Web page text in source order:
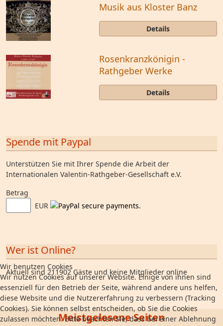
Musik aus Kloster Banz
Details
Rosenkranzkönigin -
Rathgeber Werke
Details
Spende mit Paypal
Unterstützen Sie mit Ihrer Spende die Arbeit der
Internationalen Valentin-Rathgeber-Gesellschaft e.V.
Betrag
EUR
Wer ist Online?
Aktuell sind 211902 Gäste und keine Mitglieder online
Meistgelesene Seiten
Wir benutzen Cookies
Wir nutzen Cookies auf unserer Website. Einige von ihnen sind
essenziell für den Betrieb der Seite, während andere uns helfen,
diese Website und die Nutzererfahrung zu verbessern (Tracking
Cookies). Sie können selbst entscheiden, ob Sie die Cookies
zulassen möchten. Bitte beachten Sie, dass bei einer Ablehnung